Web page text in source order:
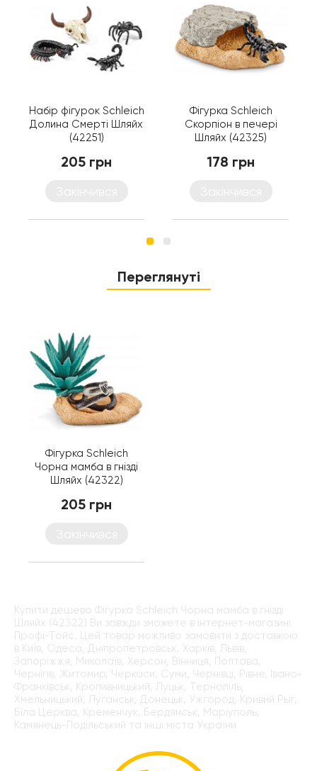
Набір фігурок Schleich
Долина Смерті Шляйх
(42251)
205 грн
Фігурка Schleich
Скорпіон в печері
Шляйх (42325)
178 грн
Переглянуті
Фігурка Schleich
Чорна мамба в гнізді
Шляйх (42322)
205 грн
Купити дешево Фігурка Schleich Чорна мамба в гнізді
Шляйх (42322) Ви завжди зможете в інтернет-магазині
Профі-Тойс. Цей товар можливо замовити з доставкою
в Київ, Одеса, Дніпропетровськ, Харків, Львів,
Запоріжжя, Миколаїв, Херсон, Вінниця, Полтава,
Чернігів, Житомир, Черкаси, Суми, Чернівці, Рівне, Івано-
Франківськ, Кропивницький, Луцьк, Тернопіль,
Хмельницький, Луганськ, Донецьк, Ужгород, Кривий Рыг,
Біла Церква, Кременчук, Бердянськ, Маріуполь,
Камянець-Подільський та інші міста України